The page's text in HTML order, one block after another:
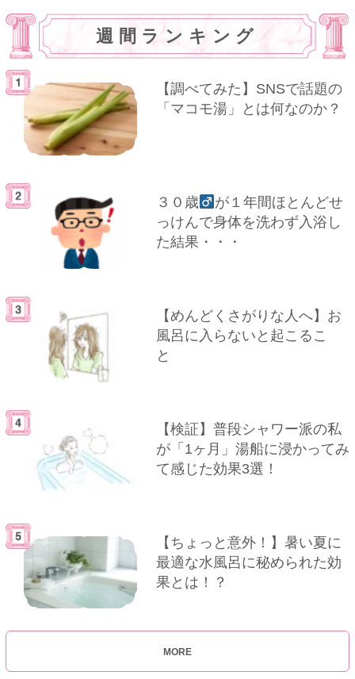
週間ランキング
【調べてみた】SNSで話題の
「マコモ湯」とは何なのか？
３０歳
が１年間ほとんどせ
っけんで身体を洗わず入浴し
た結果・・・
【めんどくさがりな人へ】お
風呂に入らないと起こるこ
と
【検証】普段シャワー派の私
が「1ヶ月」湯船に浸かってみ
て感じた効果3選！
【ちょっと意外！】暑い夏に
最適な水風呂に秘められた効
果とは！？
MORE